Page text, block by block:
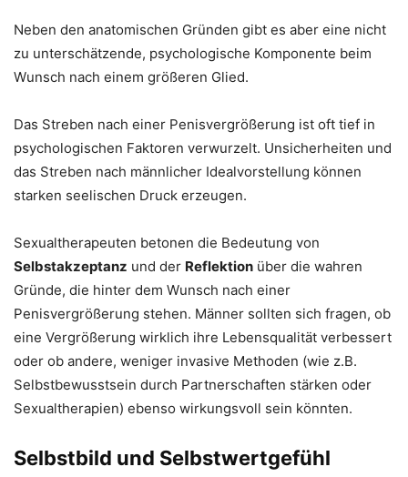
Neben den anatomischen Gründen gibt es aber eine nicht
zu unterschätzende, psychologische Komponente beim
Wunsch nach einem größeren Glied.
Das Streben nach einer Penisvergrößerung ist oft tief in
psychologischen Faktoren verwurzelt. Unsicherheiten und
das Streben nach männlicher Idealvorstellung können
starken seelischen Druck erzeugen.
Sexualtherapeuten betonen die Bedeutung von
Selbstakzeptanz und der Reflektion über die wahren
Gründe, die hinter dem Wunsch nach einer
Penisvergrößerung stehen. Männer sollten sich fragen, ob
eine Vergrößerung wirklich ihre Lebensqualität verbessert
oder ob andere, weniger invasive Methoden (wie z.B.
Selbstbewusstsein durch Partnerschaften stärken oder
Sexualtherapien) ebenso wirkungsvoll sein könnten.
Selbstbild und Selbstwertgefühl